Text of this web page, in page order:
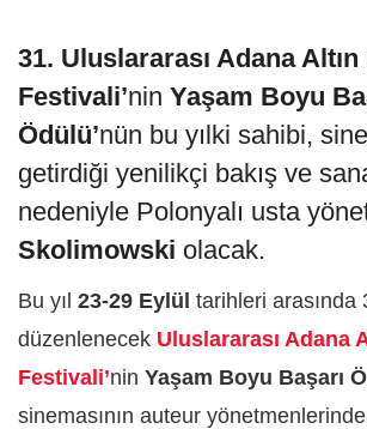
31. Uluslararası Adana
Festivali’nin Yaşam Boyu
Ödülü’nün bu yılki sahibi,
getirdiği yenilikçi bakış ve
nedeniyle Polonyalı usta
Skolimowski olacak.
Bu yıl 23-29 Eylül tarihleri arasında
düzenlenecek Uluslararası Adana
Festivali’nin Yaşam Boyu Başarı
sinemasının auteur